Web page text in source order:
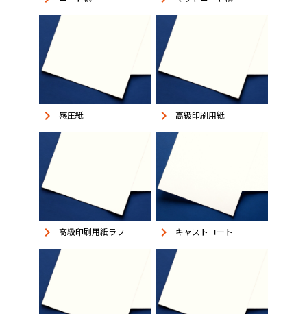
keyboard_arrow_right 感圧紙 keyboard_arrow_right 高級印刷用紙
keyboard_arrow_right 高級印刷用紙ラフ keyboard_arrow_right キャストコート